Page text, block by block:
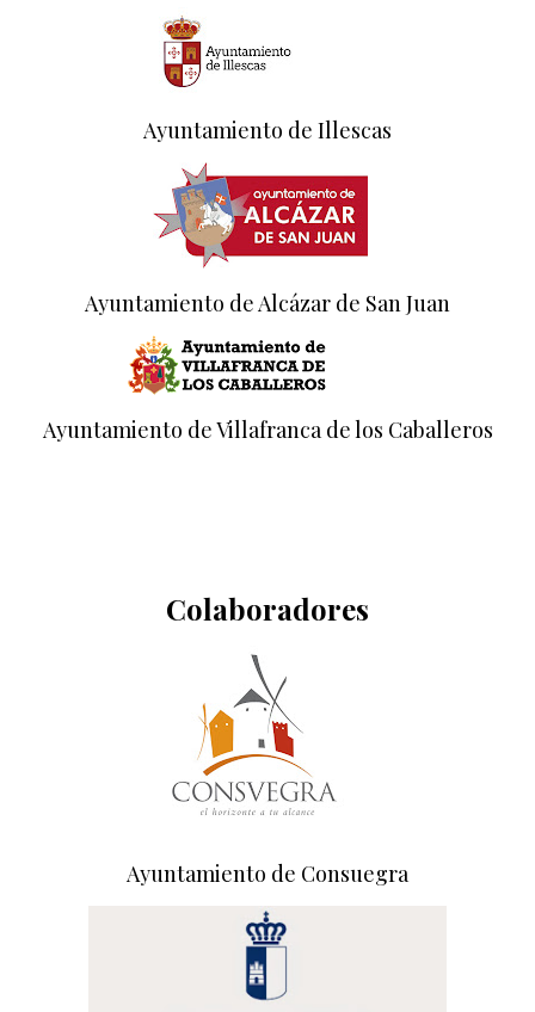
Ayuntamiento de Illescas
Ayuntamiento de Alcázar de San Juan
Ayuntamiento de Villafranca de los Caballeros
Colaboradores
Ayuntamiento de Consuegra